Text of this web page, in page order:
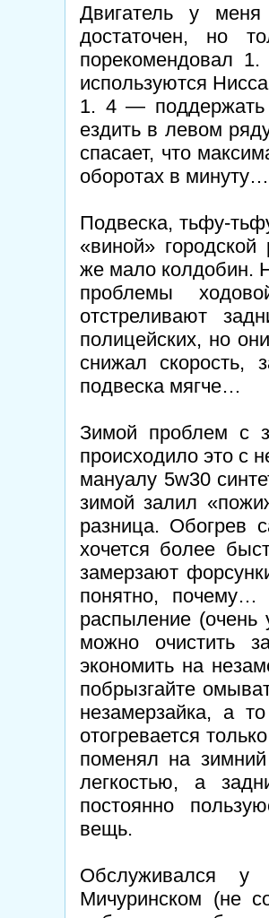
Двигатель у
достаточен, но
порекомендовал
используются
1. 4 — поддержать
ездить в левом
спасает, что
оборотах в минуту…
Подвеска, тьфу-
«виной»
же мало колдобин.
проблемы
отстреливают
полицейских, но
снижал скорость,
подвеска мягче…
Зимой проблем с
происходило это с
мануалу 5w30
зимой залил
разница. Обогрев
хочется более
замерзают
понятно,
распыление (очень
можно очистить
экономить на
побрызгайте
незамерзайка, а
отогревается
поменял на
легкостью, а
постоянно
вещь.
Обслуживался у
Мичуринском (не